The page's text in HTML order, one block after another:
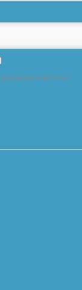
jeg kommenterer.